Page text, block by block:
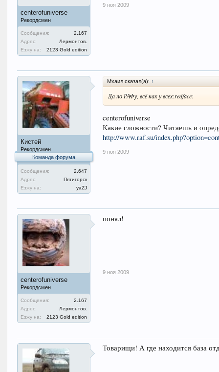
centerofuniverse
Рекордсмен
Сообщения:
2.167
Адрес:
Лермонтов.
Езжу на:
2123 Gold edition
9 ноя 2009
Кистей
Рекордсмен
Команда форума
Сообщения:
2.647
Адрес:
Пятигорск
Езжу на:
уаZJ
Мхаил сказал(а): ↑
Да по РАФу, всё как у всех:redface:
centerofuniverse
Какие сложности? Читаешь и
http://www.raf.su/
9 ноя 2009
centerofuniverse
Рекордсмен
Сообщения:
2.167
Адрес:
Лермонтов.
Езжу на:
2123 Gold edition
понял!
9 ноя 2009
Товарищи! А где находится база